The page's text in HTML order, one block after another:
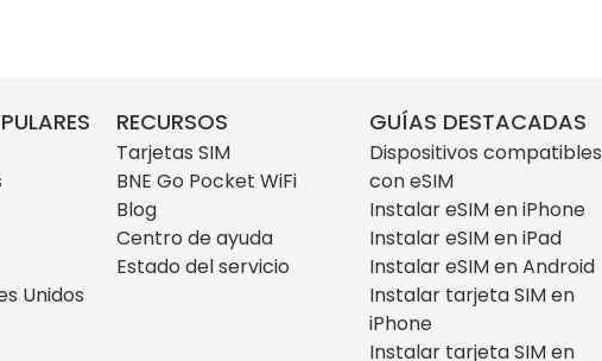
Unidos
RECURSOS
Tarjetas SIM
BNE Go Pocket WiFi
Blog
Centro de ayuda
Estado del servicio
GUÍAS DESTACADAS
Dispositivos compatibles
con eSIM
Instalar eSIM en iPhone
Instalar eSIM en iPad
Instalar eSIM en Android
Instalar tarjeta SIM en
iPhone
Instalar tarjeta SIM en